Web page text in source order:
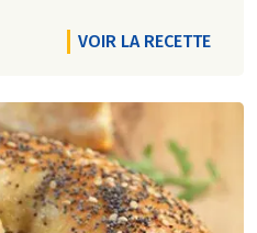
VOIR LA RECETTE